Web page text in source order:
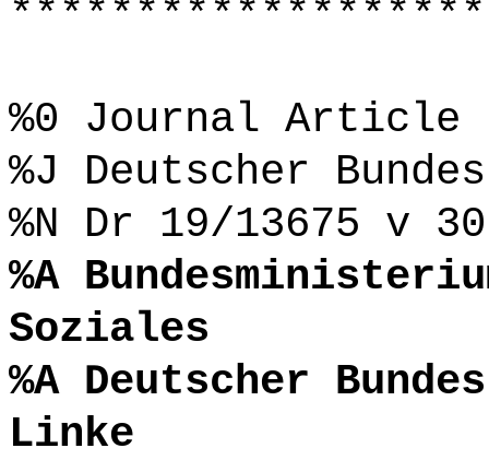
%0 Journal Article
%J Deutscher
%N Dr 19/13675 v
%A
Soziales
%A Deutscher
Linke